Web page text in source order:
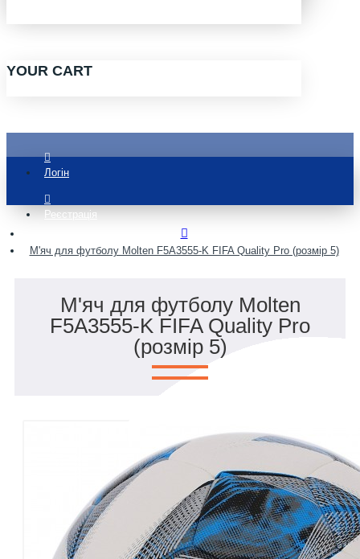
YOUR CART
Логін
Реєстрація
М'яч для футболу Molten F5A3555-K FIFA Quality Pro (розмір 5)
М'яч для футболу Molten
F5A3555-K FIFA Quality Pro
(розмір 5)